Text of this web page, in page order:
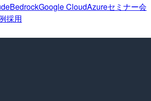
BedrockGoogle CloudAzureセミナー会
採用